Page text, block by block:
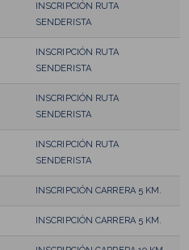
INSCRIPCIÓN RUTA
SENDERISTA
INSCRIPCIÓN RUTA
SENDERISTA
INSCRIPCIÓN RUTA
SENDERISTA
INSCRIPCIÓN RUTA
SENDERISTA
INSCRIPCIÓN CARRERA 5 KM.
INSCRIPCIÓN CARRERA 5 KM.